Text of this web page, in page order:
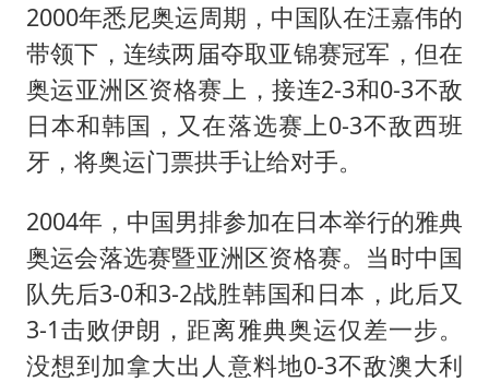
2000年悉尼奥运周期，中国队在汪嘉伟的
带领下，连续两届夺取亚锦赛冠军，但在
奥运亚洲区资格赛上，接连2-3和0-3不敌
日本和韩国，又在落选赛上0-3不敌西班
牙，将奥运门票拱手让给对手。
2004年，中国男排参加在日本举行的雅典
奥运会落选赛暨亚洲区资格赛。当时中国
队先后3-0和3-2战胜韩国和日本，此后又
3-1击败伊朗，距离雅典奥运仅差一步。
没想到加拿大出人意料地0-3不敌澳大利